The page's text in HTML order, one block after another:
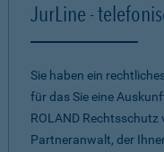
JurLine -
Sie haben ein
für das Sie eine
ROLAND Rechtsschutz
Partneranwalt, der